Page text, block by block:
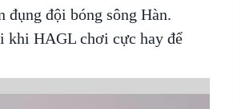
đụng đội bóng sông Hàn.
khi HAGL chơi cực hay để